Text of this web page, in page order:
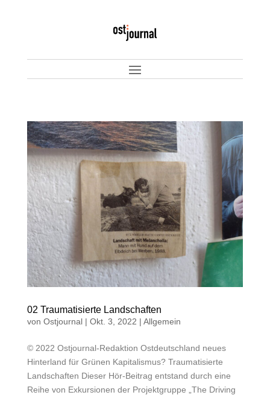
02 Traumatisierte Landschaften
von Ostjournal| Okt. 3, 2022 | Allgemein
© 2022 Ostjournal-Redaktion Ostdeutschland neues
Hinterland für Grünen Kapitalismus? Traumatisierte
Landschaften Dieser Hör-Beitrag entstand durch eine
Reihe von Exkursionen der Projektgruppe „The Driving